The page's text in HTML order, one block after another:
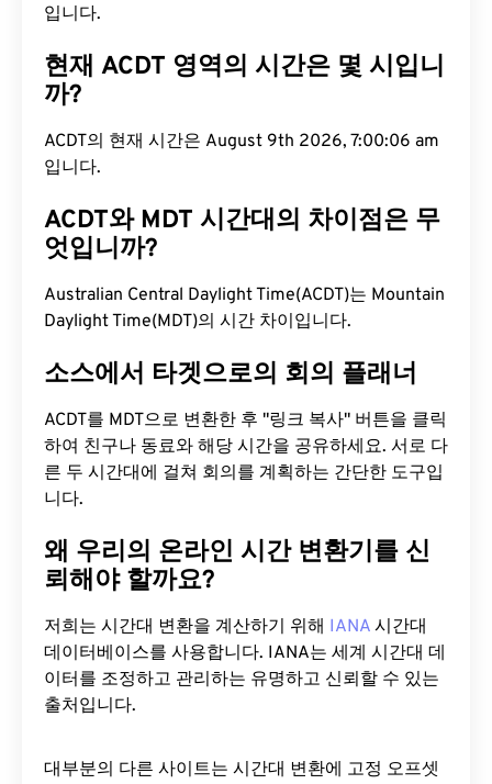
입니다.
현재 ACDT 영역의 시간은 몇 시입니
까?
ACDT의 현재 시간은 August 9th 2026, 7:00:07 am
입니다.
ACDT와 MDT 시간대의 차이점은 무
엇입니까?
Australian Central Daylight Time(ACDT)는 Mountain
Daylight Time(MDT)의 시간 차이입니다.
소스에서 타겟으로의 회의 플래너
ACDT를 MDT으로 변환한 후 "링크 복사" 버튼을 클릭
하여 친구나 동료와 해당 시간을 공유하세요. 서로 다
른 두 시간대에 걸쳐 회의를 계획하는 간단한 도구입
니다.
왜 우리의 온라인 시간 변환기를 신
뢰해야 할까요?
저희는 시간대 변환을 계산하기 위해 IANA 시간대
데이터베이스를 사용합니다. IANA는 세계 시간대 데
이터를 조정하고 관리하는 유명하고 신뢰할 수 있는
출처입니다.
대부분의 다른 사이트는 시간대 변환에 ​​고정 오프셋